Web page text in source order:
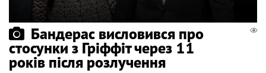
Бандерас висловився про
стосунки з Гріффіт через 11
років після розлучення